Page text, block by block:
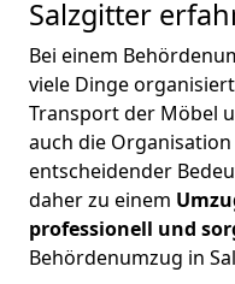
Salzgitter
Bei einem
viele Dinge
Transport der Möbel
auch die
entscheidender
daher zu einem
professionell und
Behördenumzug in